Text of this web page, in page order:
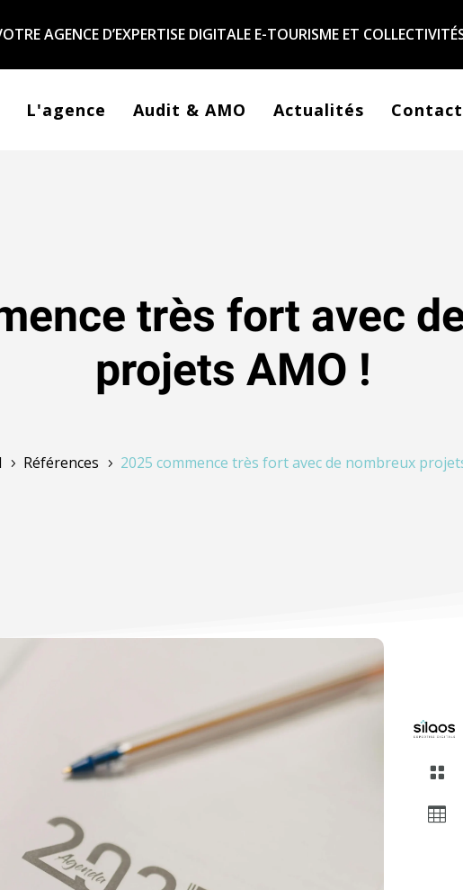
AGENCE D’EXPERTISE DIGITALE E-TOURISME ET
L'agence Audit & AMO Actualités Contact
très fort avec
projets AMO !
5 Références 5 2025 commence très fort avec de nombreux

